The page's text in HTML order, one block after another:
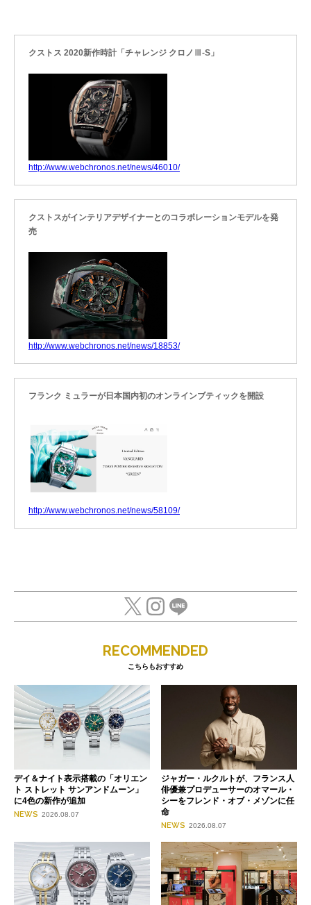
クストス 2020新作時計「チャレンジ クロノⅢ-S」
http://www.webchronos.net/news/46010/
クストスがインテリアデザイナーとのコラボレーションモデルを発
売
http://www.webchronos.net/news/18853/
フランク ミュラーが日本国内初のオンラインブティックを開設
http://www.webchronos.net/news/58109/
RECOMMENDED
こちらもおすすめ
デイ＆ナイト表示搭載の「オリエン
ト ストレット サンアンドムーン」
に4色の新作が追加
NEWS 2026.08.07
ジャガー・ルクルトが、フランス人
俳優兼プロデューサーのオマール・
シーをフレンド・オブ・メゾンに任
命
NEWS 2026.08.07